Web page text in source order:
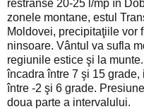
restrânse 20-25 l/mp în
zonele montane, estul
Moldovei, precipitaţiile vor
ninsoare. Vântul va sufla
regiunile estice şi la
încadra între 7 şi 15
între -2 şi 6 grade.
doua parte a intervalului.